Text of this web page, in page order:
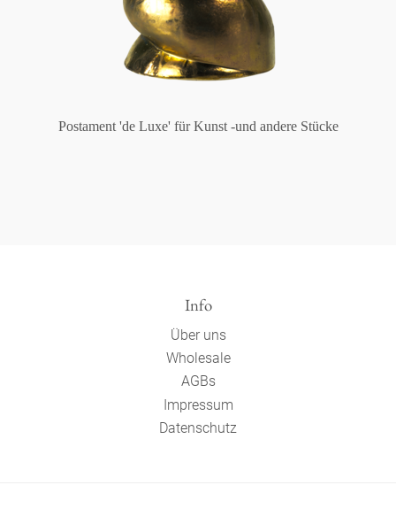
Postament 'de Luxe' für Kunst -und andere Stücke
Info
Über uns
Wholesale
AGBs
Impressum
Datenschutz